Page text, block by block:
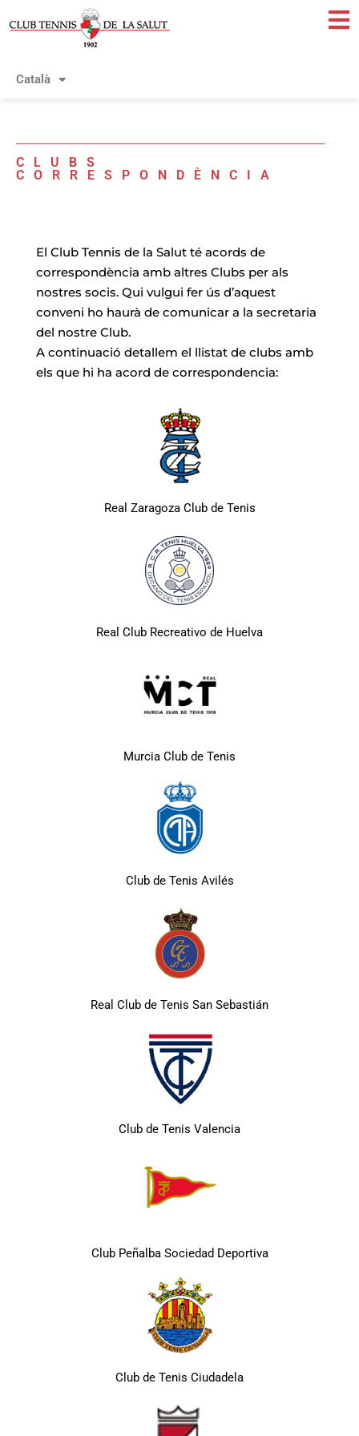
Català
English
CLUBS
CORRESPONDÈNCIA
El Club Tennis de la Salut té acords de
correspondència amb altres Clubs per als
nostres socis. Qui vulgui fer ús d’aquest
conveni ho haurà de comunicar a la secretaria
del nostre Club.
A continuació detallem el llistat de clubs amb
els que hi ha acord de correspondencia:
Real Zaragoza Club de Tenis
Real Club Recreativo de Huelva
Murcia Club de Tenis
Club de Tenis Avilés
Real Club de Tenis San Sebastián
Club de Tenis Valencia
Club Peñalba Sociedad Deportiva
Club de Tenis Ciudadela